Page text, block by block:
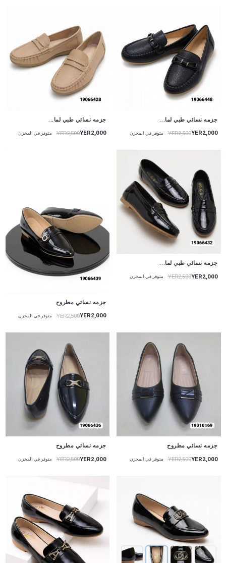
جزمه نسائي طبي لما...
YER2,000
YER2,500 متوفر في المخزن
جزمه نسائي طبي لما...
YER2,000
YER2,500 متوفر في المخزن
جزمه نسائي طبي لما...
YER2,000
YER2,500 متوفر في المخزن
جزمه نسائي مطروح
YER2,000
YER2,500 متوفر في المخزن
جزمه نسائي مطروح
YER2,000
YER2,500 متوفر في المخزن
جزمه نسائي مطروح
YER2,000
YER2,500 متوفر في المخزن